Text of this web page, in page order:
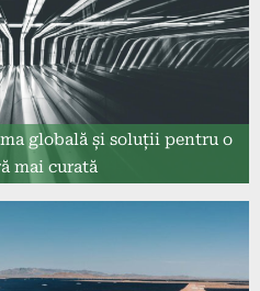
globală și soluții pentru o
mai curată